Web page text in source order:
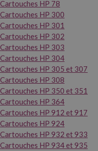
Cartouches HP 78
Cartouches HP 300
Cartouches HP 301
Cartouches HP 302
Cartouches HP 303
Cartouches HP 304
Cartouches HP 305 et 307
Cartouches HP 308
Cartouches HP 350 et 351
Cartouches HP 364
Cartouches HP 912 et 917
Cartouches HP 924
Cartouches HP 932 et 933
Cartouches HP 934 et 935